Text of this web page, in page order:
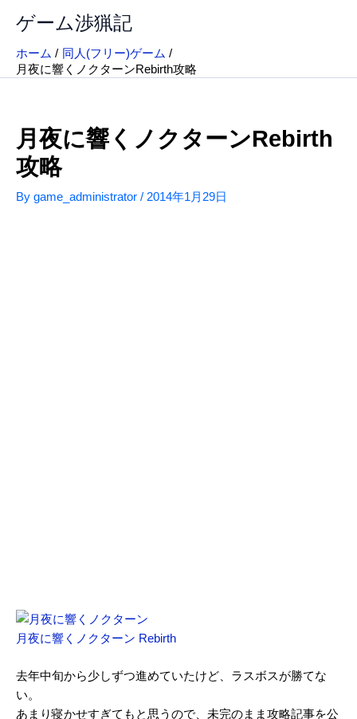
ゲーム渉猟記
ホーム
同人(フリー)ゲーム
月夜に響くノクターンRebirth攻略
月夜に響くノクターンRebirth
攻略
By game_administrator / 2014年1月29日
月夜に響くノクターン Rebirth
去年中旬から少しずつ進めていたけど、ラスボスが勝てな
い。
あまり寝かせすぎてもと思うので、未完のまま攻略記事を公